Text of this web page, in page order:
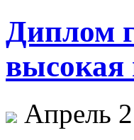
Диплом
высокая
Апрель